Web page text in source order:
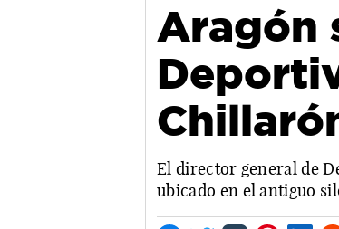
Aragón
El director general de
ubicado en el antiguo